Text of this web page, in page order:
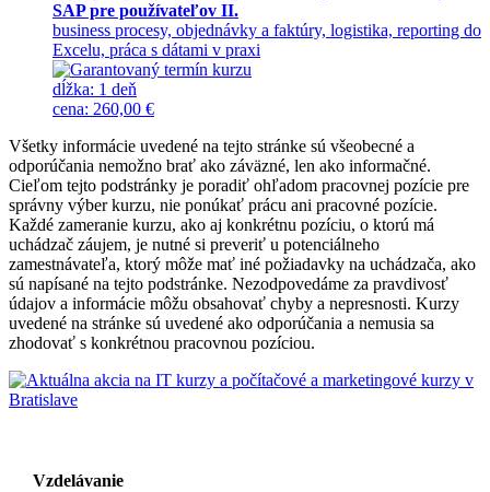
SAP pre používateľov II.
business procesy, objednávky a faktúry, logistika, reporting do
Excelu, práca s dátami v praxi
dĺžka: 1 deň
cena: 260,00 €
Všetky informácie uvedené na tejto stránke sú všeobecné a
odporúčania nemožno brať ako záväzné, len ako informačné.
Cieľom tejto podstránky je poradiť ohľadom pracovnej pozície pre
správny výber kurzu, nie ponúkať prácu ani pracovné pozície.
Každé zameranie kurzu, ako aj konkrétnu pozíciu, o ktorú má
uchádzač záujem, je nutné si preveriť u potenciálneho
zamestnávateľa, ktorý môže mať iné požiadavky na uchádzača, ako
sú napísané na tejto podstránke. Nezodpovedáme za pravdivosť
údajov a informácie môžu obsahovať chyby a nepresnosti. Kurzy
uvedené na stránke sú uvedené ako odporúčania a nemusia sa
zhodovať s konkrétnou pracovnou pozíciou.
Vzdelávanie